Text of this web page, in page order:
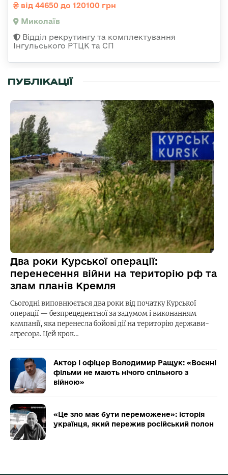
від 44650 до 120100 грн
Миколаїв
Відділ рекрутингу та комплектування
Інгульського РТЦК та СП
ПУБЛІКАЦІЇ
Два роки Курської операції:
перенесення війни на територію рф та
злам планів Кремля
Сьогодні виповнюється два роки від початку Курської
операції — безпрецедентної за задумом і виконанням
кампанії, яка перенесла бойові дії на територію держави-
агресора. Цей крок…
Актор і офіцер Володимир Ращук: «Воєнні
фільми не мають нічого спільного з
війною»
«Це зло має бути переможене»: історія
українця, який пережив російський полон